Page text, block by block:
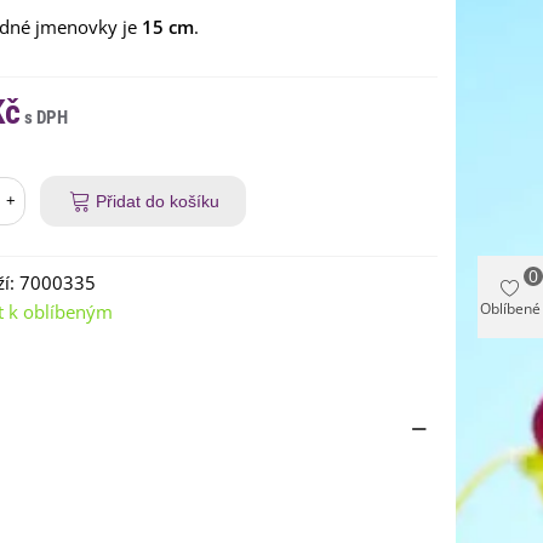
jmenovky je 15 cm.
+ Přidat do košíku
7000335
k oblíbeným
Oblíbené
0